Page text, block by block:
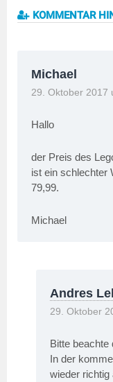
KOMMENTAR
Michael
29. Oktober 2017
Hallo
der Preis des
ist ein schlechter
79,99.
Michael
Andres
29. Oktober
Bitte beachte
In der
wieder richtig